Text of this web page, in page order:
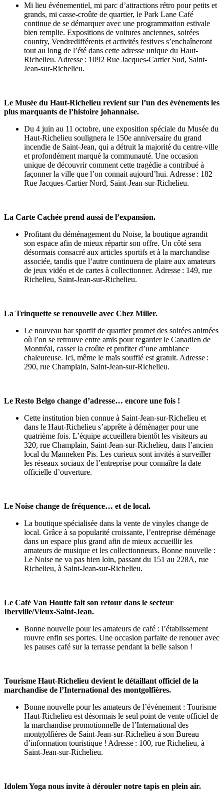
Mi lieu événementiel, mi parc d’attractions rétro pour petits et
grands, mi casse-croûte de quartier, le Park Lane Café
continue de se démarquer avec une programmation estivale
bien remplie. Expositions de voitures anciennes, soirées
country, Vendredifférents et activités festives s’enchaîneront
tout au long de l’été dans cette adresse unique du Haut-
Richelieu. Adresse : 1092 Rue Jacques-Cartier Sud, Saint-
Jean-sur-Richelieu.
Le Musée du Haut-Richelieu revient sur l’un des événements les
plus marquants de l’histoire johannaise.
Du 4 juin au 11 octobre, une exposition spéciale du Musée du
Haut-Richelieu soulignera le 150e anniversaire du grand
incendie de Saint-Jean, qui a détruit la majorité du centre-ville
et profondément marqué la communauté. Une occasion
unique de découvrir comment cette tragédie a contribué à
façonner la ville que l’on connait aujourd’hui. Adresse : 182
Rue Jacques-Cartier Nord, Saint-Jean-sur-Richelieu.
La Carte Cachée prend aussi de l’expansion.
Profitant du déménagement du Noise, la boutique agrandit
son espace afin de mieux répartir son offre. Un côté sera
désormais consacré aux articles sportifs et à la marchandise
associée, tandis que l’autre continuera de plaire aux amateurs
de jeux vidéo et de cartes à collectionner. Adresse : 149, rue
Richelieu, Saint-Jean-sur-Richelieu.
La Trinquette se renouvelle avec Chez Miller.
Le nouveau bar sportif de quartier promet des soirées animées
où l’on se retrouve entre amis pour regarder le Canadien de
Montréal, casser la croûte et profiter d’une ambiance
chaleureuse. Ici, même le maïs soufflé est gratuit. Adresse :
290, rue Champlain, Saint-Jean-sur-Richelieu.
Le Resto Belgo change d’adresse… encore une fois !
Cette institution bien connue à Saint-Jean-sur-Richelieu et
dans le Haut-Richelieu s’apprête à déménager pour une
quatrième fois. L’équipe accueillera bientôt les visiteurs au
320, rue Champlain, Saint-Jean-sur-Richelieu, dans l’ancien
local du Manneken Pis. Les curieux sont invités à surveiller
les réseaux sociaux de l’entreprise pour connaître la date
officielle d’ouverture.
Le Noise change de fréquence… et de local.
La boutique spécialisée dans la vente de vinyles change de
local. Grâce à sa popularité croissante, l’entreprise déménage
dans un espace plus grand afin de mieux accueillir les
amateurs de musique et les collectionneurs. Bonne nouvelle :
Le Noise ne va pas bien loin, passant du 151 au 228A, rue
Richelieu, à Saint-Jean-sur-Richelieu.
Le Café Van Houtte fait son retour dans le secteur
Iberville/Vieux-Saint-Jean.
Bonne nouvelle pour les amateurs de café : l’établissement
rouvre enfin ses portes. Une occasion parfaite de renouer avec
les pauses café sur la terrasse pendant la belle saison !
Tourisme Haut-Richelieu devient le détaillant officiel de la
marchandise de l’International des montgolfières.
Bonne nouvelle pour les amateurs de l’événement : Tourisme
Haut-Richelieu est désormais le seul point de vente officiel de
la marchandise promotionnelle de l’International des
montgolfières de Saint-Jean-sur-Richelieu à son Bureau
d’information touristique ! Adresse : 100, rue Richelieu, à
Saint-Jean-sur-Richelieu.
Idolem Yoga nous invite à dérouler notre tapis en plein air.